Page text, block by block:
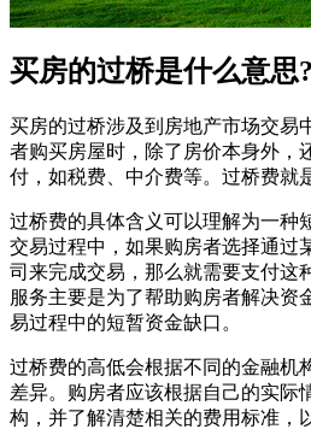
买房的过桥是什么意思?
买房的过桥涉及到房地产市场交易
者购买房屋时，除了房价本身外，
付，如税费、中介费等。过桥费就
过桥费的具体含义可以理解为一种
交易过程中，如果购房者选择通过
司来完成交易，那么就需要支付这
服务主要是为了帮助购房者解决资
易过程中的短暂资金缺口。
过桥费的高低会根据不同的金融机
差异。购房者应该根据自己的实际
构，并了解清楚相关的费用标准，